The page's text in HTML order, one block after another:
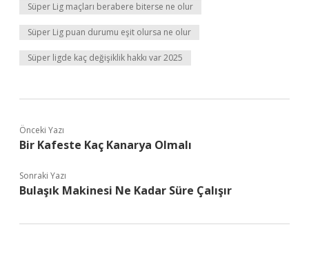
Süper Lig maçları berabere biterse ne olur
Süper Lig puan durumu eşit olursa ne olur
Süper ligde kaç değişiklik hakkı var 2025
Önceki Yazı
Bir Kafeste Kaç Kanarya Olmalı
Sonraki Yazı
Bulaşık Makinesi Ne Kadar Süre Çalışır